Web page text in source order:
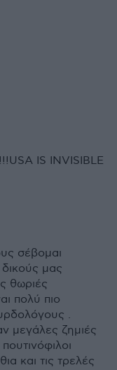
IS INVISIBLE
σέβομαι
μας
θωριές
πολύ πιο
.
μεγάλες ζημιές
και τις τρελές